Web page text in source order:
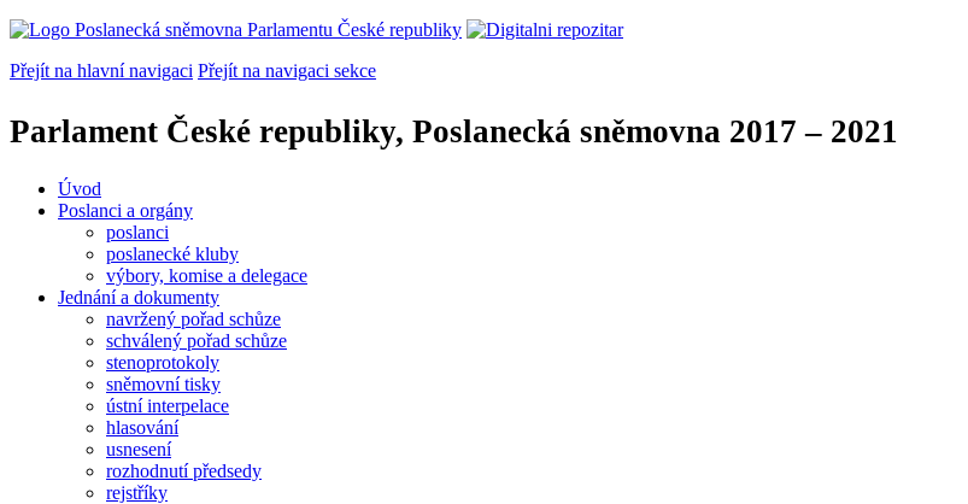
Přejít na hlavní navigaci Přejít na navigaci sekce
Parlament České republiky, Poslanecká sněmovna 2017 – 2021
Úvod
Poslanci a orgány
poslanci
poslanecké kluby
výbory, komise a delegace
Jednání a dokumenty
navržený pořad schůze
schválený pořad schůze
stenoprotokoly
sněmovní tisky
ústní interpelace
hlasování
usnesení
rozhodnutí předsedy
rejstříky